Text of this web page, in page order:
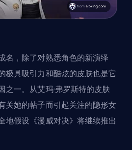
名，除了对熟悉角色的新演绎
极具吸引力和酷炫的皮肤也是它
之一。从艾玛·弗罗斯特的皮肤
关她的帖子而引起关注的隐形女
地假设《漫威对决》将继续推出